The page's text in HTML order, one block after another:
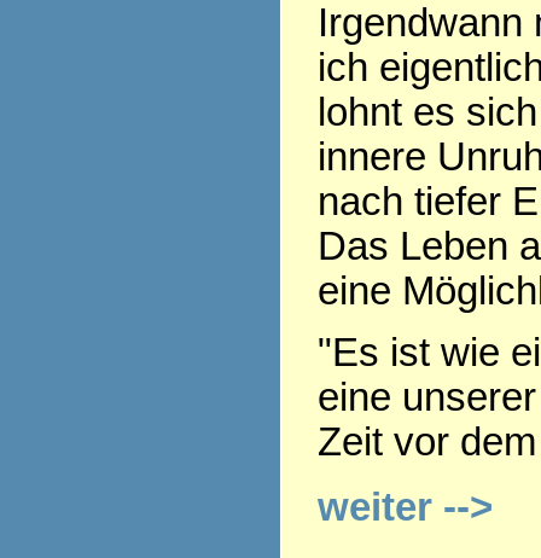
Irgendwann
ich
lohnt es
innere
nach tiefer
Das Leben
eine
"Es ist wie
eine
Zeit vor
weiter -->